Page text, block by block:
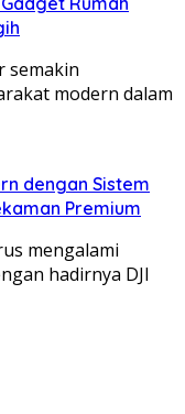
semakin
modern dalam
dengan Sistem
Premium
mengalami
hadirnya DJI